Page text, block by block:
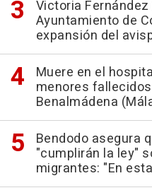
Victoria
Ayuntamiento de
expansión del
Muere en el
menores
Benalmádena
Bendodo asegura
"cumplirán la ley"
migrantes: "En